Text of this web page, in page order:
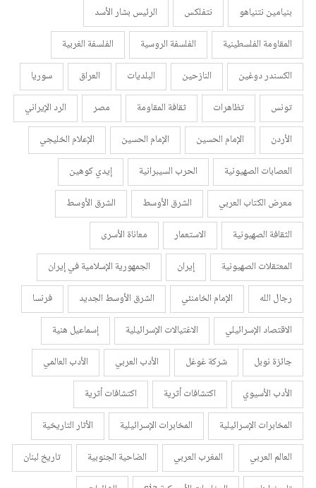
بنيامين نتنياهو نتفلكس
الرئيس بشار الأسد
المقاومة الفلسطينية
الفلسفة الروسية
الفلسفة الغربية
الكسندر دوغين
النازحين البلديات العراق
سوريا
تونس
تظاهرات ثقافة المقاومة مصر
الرد الإيراني
الأردن
الإمام الحسين الإمام الحسين
الإعلام الخليجي
العصابات الصهيونية
الحرب السيبرانية
إيدي كوهين
معرض الكتاب العربي
الشرق الأوسط
الشرق الأوسط
الثقافة الصهيونية
الاستعمار
معاناة الأسرى
المعتقلات الصهيونية
إيران
الجمهورية الإسلامية في إيران
رجال الله
الإمام الخامنئي الشرق الأوسط الجديد
فرنسا
الاقتصاد الإسرائيلي
الاغتيالات الإسرائيلية
إسماعيل هنية
جائزة نوبل
شركة غوغل الأدب العربي
الأدب العالمي
الأدب الأسيوي
اكتشافات أثرية
اكتشافات أثرية
المخابرات الإسرائيلية
المخابرات الإسرائيلية
الأثار التاريخية
العالم العربي
المغرب العربي الضاحية الجنوبية
تاريخ لبنان